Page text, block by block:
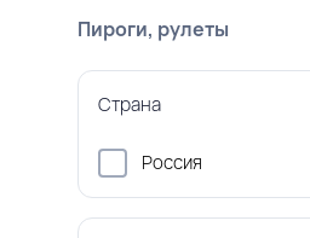
Пироги, рулеты
Страна
Россия